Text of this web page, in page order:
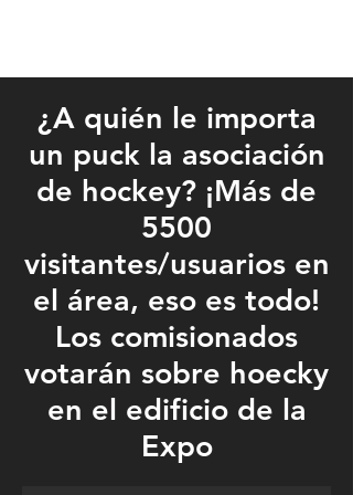
¿A quién le importa
un puck la asociación
de hockey? ¡Más de
5500
visitantes/usuarios en
el área, eso es todo!
Los comisionados
votarán sobre hoecky
en el edificio de la
Expo